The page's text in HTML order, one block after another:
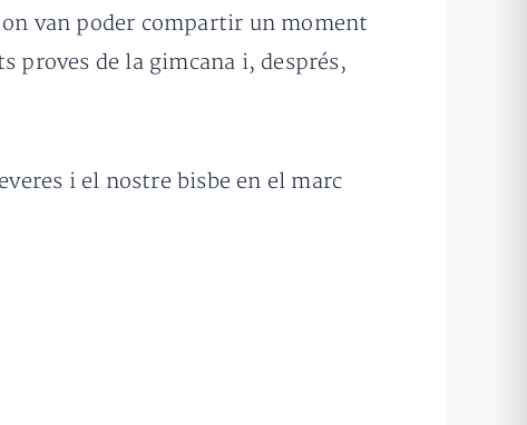
van poder compartir un moment
proves de la gimcana i, després,
i el nostre bisbe en el marc